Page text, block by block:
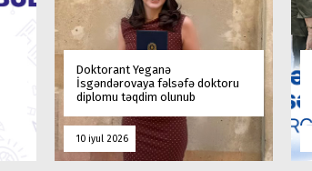
Doktorant Yeganə
İsgəndərovaya fəlsəfə doktoru
diplomu təqdim olunub
10 iyul 2026